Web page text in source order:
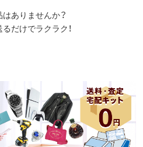
ありませんか？
だけでラクラク！